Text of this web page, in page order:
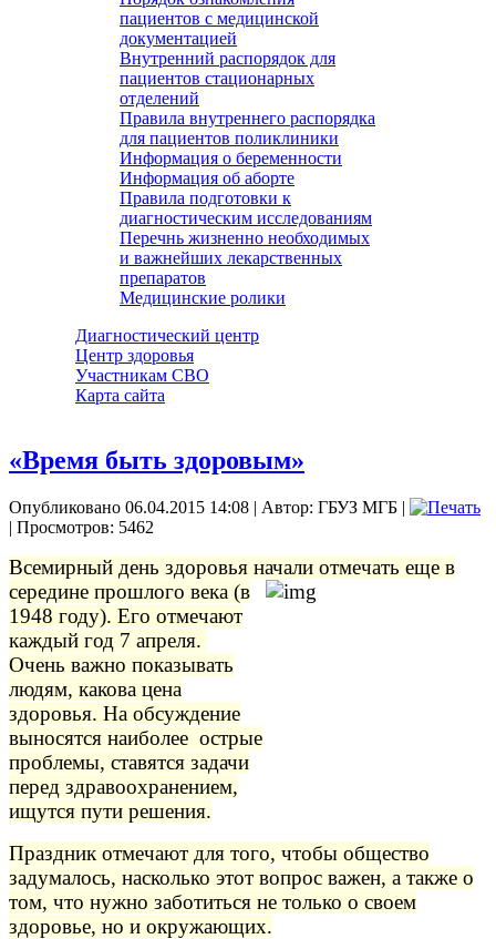
пациентов с медицинской
документацией
Внутренний распорядок для
пациентов стационарных
отделений
Правила внутреннего распорядка
для пациентов поликлиники
Информация о беременности
Информация об аборте
Правила подготовки к
диагностическим исследованиям
Перечнь жизненно необходимых
и важнейших лекарственных
препаратов
Медицинские ролики
Диагностический центр
Центр здоровья
Участникам СВО
Карта сайта
«Время быть здоровым»
Опубликовано 06.04.2015 14:08 | Автор: ГБУЗ МГБ |
| Просмотров: 5462
Всемирный день здоровья начали отмечать еще в
середине прошлого века (в
1948 году). Его отмечают
каждый год 7 апреля.
Очень важно показывать
людям, какова цена
здоровья. На обсуждение
выносятся наиболее острые
проблемы, ставятся задачи
перед здравоохранением,
ищутся пути решения.
Праздник отмечают для того, чтобы общество
задумалось, насколько этот вопрос важен, а также о
том, что нужно заботиться не только о своем
здоровье, но и окружающих.